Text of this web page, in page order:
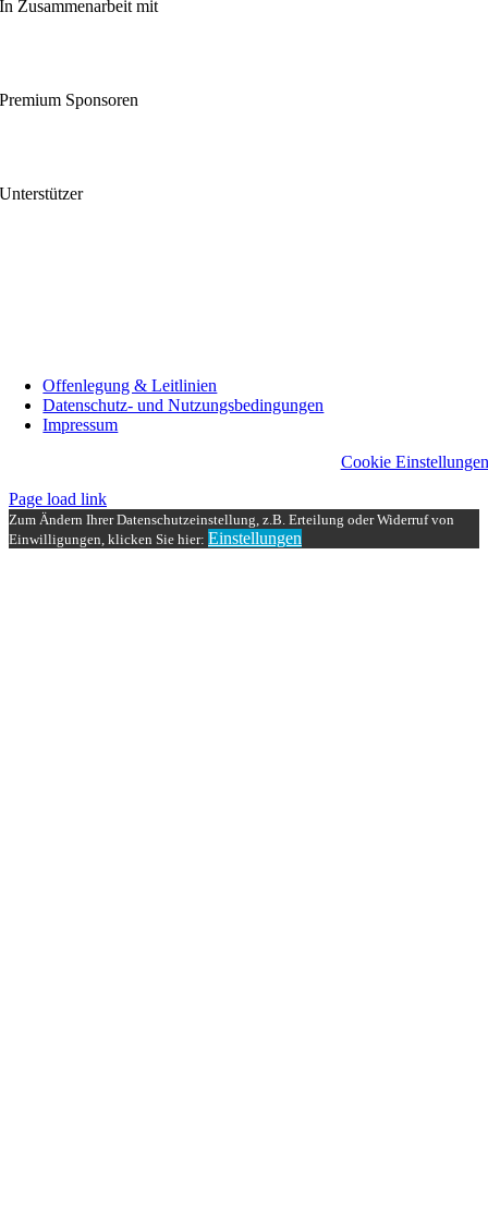
In Zusammenarbeit mit
Premium Sponsoren
Unterstützer
Offenlegung & Leitlinien
Datenschutz- und Nutzungsbedingungen
Impressum
Cookie Einstellungen
Page load link
Zum Ändern Ihrer Datenschutzeinstellung, z.B. Erteilung oder Widerruf von
Einwilligungen, klicken Sie hier: Einstellungen